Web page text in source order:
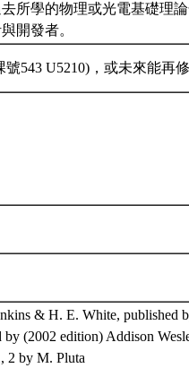
所學的物理或光電基礎理
開發者。
543 U5210)，或未來能再
& H. E. White,
(2002 edition) Addison
2 by M. Pluta